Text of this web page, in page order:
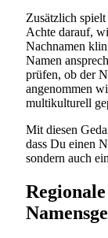
Zusätzlich
Achte darauf,
Nachnamen
Namen
prüfen, ob der
angenommen
multikulturell
Mit diesen
dass Du einen
sondern auch